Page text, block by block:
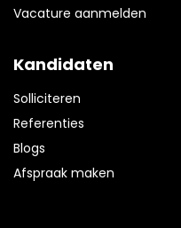
Vacature aanmelden
Kandidaten
Solliciteren
Referenties
Blogs
Afspraak maken